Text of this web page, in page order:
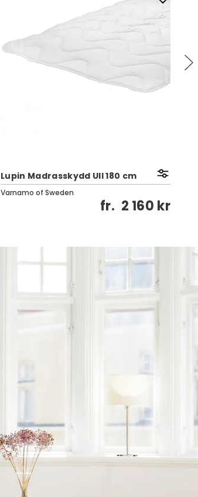
Lupin Madrasskydd Ull 180 cm
Varnamo of Sweden
fr. 2 160 kr